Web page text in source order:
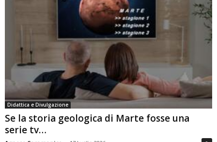
Didattica e Divulgazione
Se la storia geologica di Marte fosse una
serie tv…